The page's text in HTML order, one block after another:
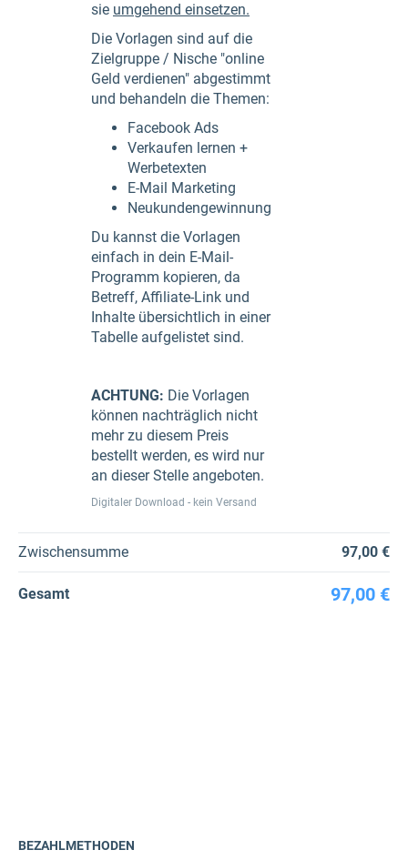
sie umgehend einsetzen.
Die Vorlagen sind auf die
Zielgruppe / Nische "online
Geld verdienen" abgestimmt
und behandeln die Themen:
Facebook Ads
Verkaufen lernen +
Werbetexten
E-Mail Marketing
Neukundengewinnung
Du kannst die Vorlagen
einfach in dein E-Mail-
Programm kopieren, da
Betreff, Affiliate-Link und
Inhalte übersichtlich in einer
Tabelle aufgelistet sind.
ACHTUNG: Die Vorlagen
können nachträglich nicht
mehr zu diesem Preis
bestellt werden, es wird nur
an dieser Stelle angeboten.
Digitaler Download - kein Versand
Zwischensumme 97,00 €
Gesamt 97,00 €
BEZAHLMETHODEN